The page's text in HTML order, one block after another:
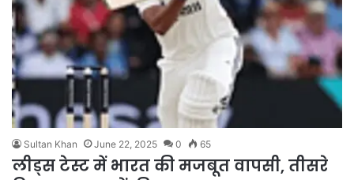
Sultan Khan June 22, 2025 0 65
लीड्स टेस्ट में भारत की मजबूत वापसी, तीसरे